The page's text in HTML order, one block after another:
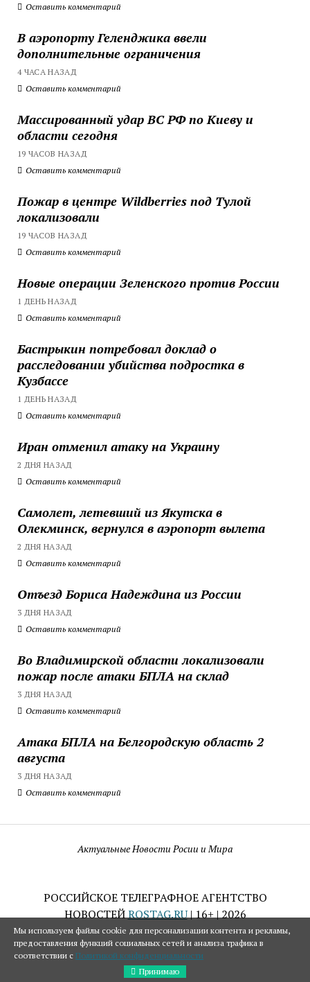
Оставить комментарий
В аэропорту Геленджика ввели
дополнительные ограничения
4 ЧАСА НАЗАД
Оставить комментарий
Массированный удар ВС РФ по Киеву и
области сегодня
19 ЧАСОВ НАЗАД
Оставить комментарий
Пожар в центре Wildberries под Тулой
локализовали
19 ЧАСОВ НАЗАД
Оставить комментарий
Новые операции Зеленского против России
1 ДЕНЬ НАЗАД
Оставить комментарий
Бастрыкин потребовал доклад о
расследовании убийства подростка в
Кузбассе
1 ДЕНЬ НАЗАД
Оставить комментарий
Иран отменил атаку на Украину
2 ДНЯ НАЗАД
Оставить комментарий
Самолет, летевший из Якутска в
Олекминск, вернулся в аэропорт вылета
2 ДНЯ НАЗАД
Оставить комментарий
Отъезд Бориса Надеждина из России
3 ДНЯ НАЗАД
Оставить комментарий
Во Владимирской области локализовали
пожар после атаки БПЛА на склад
3 ДНЯ НАЗАД
Оставить комментарий
Атака БПЛА на Белгородскую область 2
августа
3 ДНЯ НАЗАД
Оставить комментарий
Актуальные Новости Росии и Мира
РОССИЙСКОЕ ТЕЛЕГРАФНОЕ АГЕНТСТВО
НОВОСТЕЙROSTAG.RU| 16+ | 2026
Мы используем файлы cookie для персонализации контента и рекламы,
предоставления функций социальных сетей и анализа трафика в
соответствии с Политикой конфиденциальности
Принимаю